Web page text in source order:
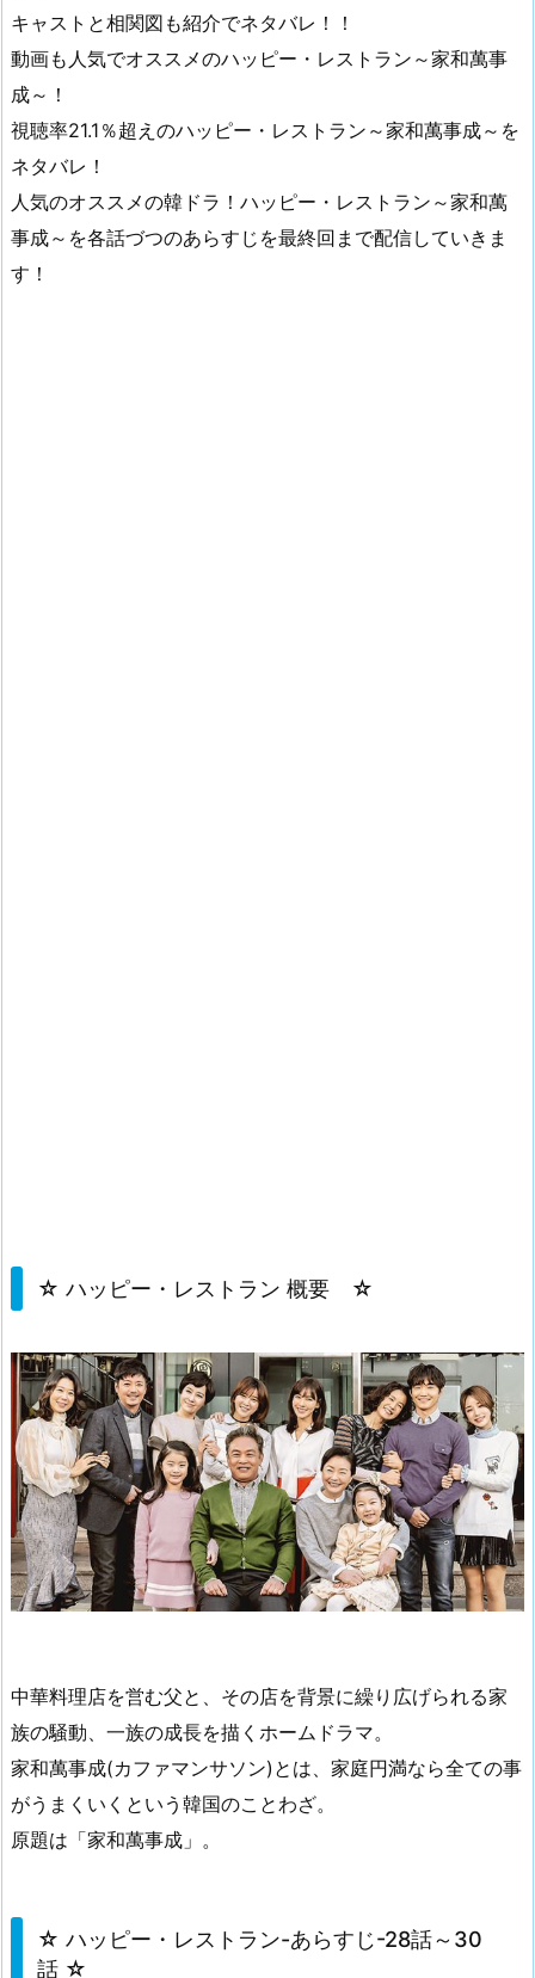
キャストと相関図も紹介でネタバレ！！
動画も人気でオススメのハッピー・レストラン～家和萬事
成～！
視聴率21.1％超えのハッピー・レストラン～家和萬事成～を
ネタバレ！
人気のオススメの韓ドラ！ハッピー・レストラン～家和萬
事成～を各話づつのあらすじを最終回まで配信していきま
す！
☆ ハッピー・レストラン 概要 ☆
中華料理店を営む父と、その店を背景に繰り広げられる家
族の騒動、一族の成長を描くホームドラマ。
家和萬事成(カファマンサソン)とは、家庭円満なら全ての事
がうまくいくという韓国のことわざ。
原題は「家和萬事成」。
☆ ハッピー・レストラン-あらすじ-28話～30
話 ☆